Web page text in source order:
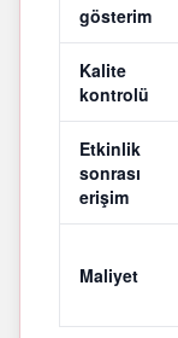
gösterim
Kalite
kontrolü
Etkinlik
sonrası
erişim
Maliyet